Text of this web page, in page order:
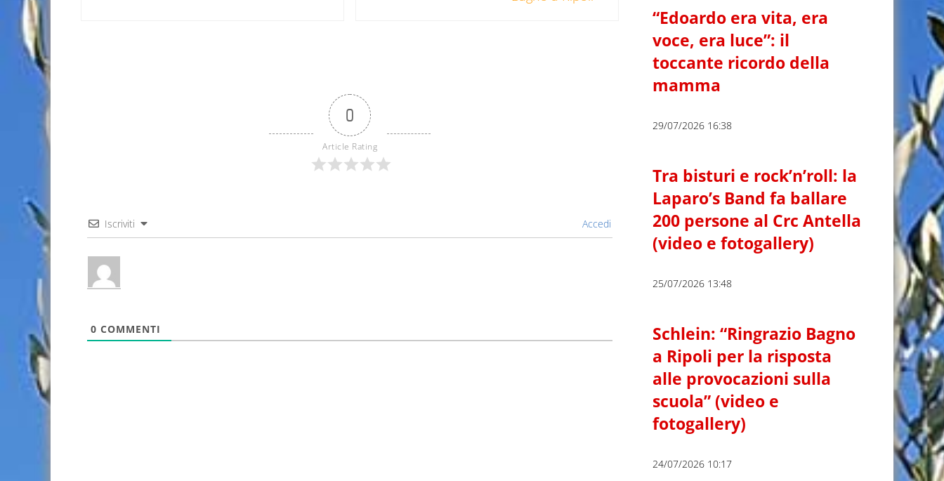
0
Article Rating
Iscriviti Accedi
0 COMMENTI
“Edoardo era vita, era
voce, era luce”: il
toccante ricordo della
mamma
29/07/2026 16:38
Tra bisturi e rock’n’roll: la
Laparo’s Band fa ballare
200 persone al Crc Antella
(video e fotogallery)
25/07/2026 13:48
Schlein: “Ringrazio Bagno
a Ripoli per la risposta
alle provocazioni sulla
scuola” (video e
fotogallery)
24/07/2026 10:17